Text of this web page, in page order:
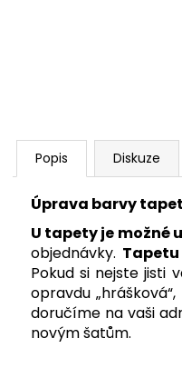
Popis Diskuze
Úprava barvy
U tapety je možné
objednávky.
Pokud si nejste jisti
opravdu „hrášková“,
doručíme na vaši
novým šatům.